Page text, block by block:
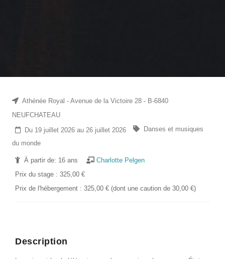
Athénée Royal - Avenue de la Victoire 28 - B-6840
NEUFCHATEAU
Du 19 juillet 2026 au 26 juillet 2026
Danses et musiques
du monde
À partir de: 16 ans
Charlotte Pelgen
Prix du stage : 325,00 €
Prix de l'hébergement : 325,00 € (dont une caution de 30,00 €)
Description